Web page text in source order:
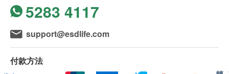
肝功能
谷草轉氨酵素
谷丙轉氨酵素
丙種谷氨轉移酵素
A. 本地客戶:
親身領取：親身前往檢驗中心
醫生講解報告時間 (如適用) :
佐敦：星期一至六 9:00am-1:00pm
5283 4117
support@esdlife.com
付款方法